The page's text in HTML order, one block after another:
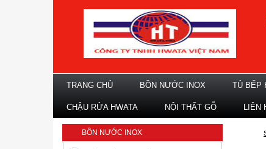
TRANG CHỦ BỒN NƯỚC INOX TỦ BẾP
CHẬU RỬA HWATA NỘI THẤT GỖ LIÊN
BỒN NƯỚC INOX